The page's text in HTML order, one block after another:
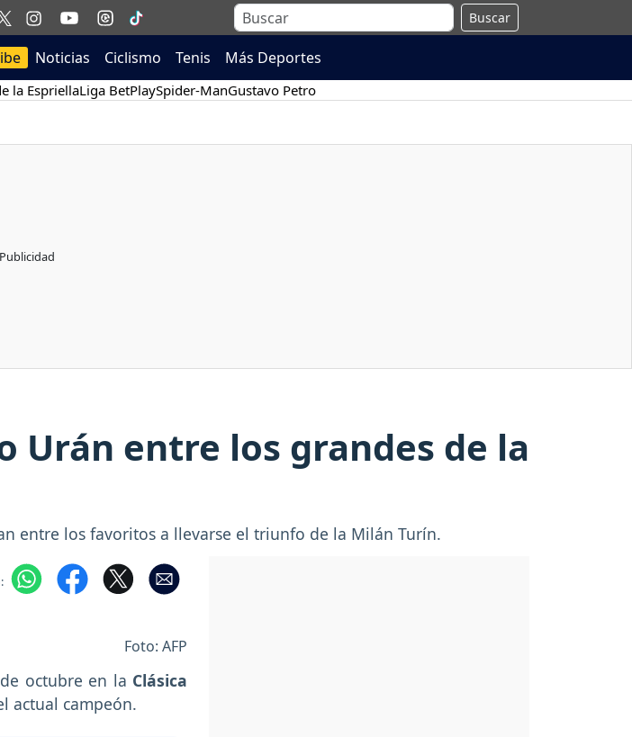
Buscar
Noticias Ciclismo Tenis Más Deportes
la EspriellaLiga BetPlaySpider-ManGustavo Petro
Urán entre los grandes de la
entre los favoritos a llevarse el triunfo de la Milán Turín.
Foto: AFP
octubre en la Clásica
actual campeón.